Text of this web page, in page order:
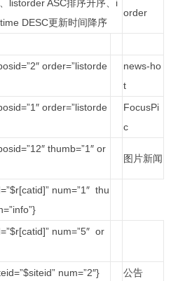
listorder ASC排序升序、i
DESC更新时间降序
order
order=”listorde
news-ho
t
order=”listorde
FocusPi
c
thumb=”1″ or
图片新闻
num=”1″ thu
num=”5″ or
num=”2″}
公告